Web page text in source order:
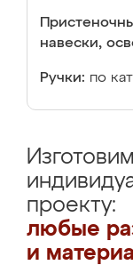
навески,
Ручки: по
проекту:
любые
и